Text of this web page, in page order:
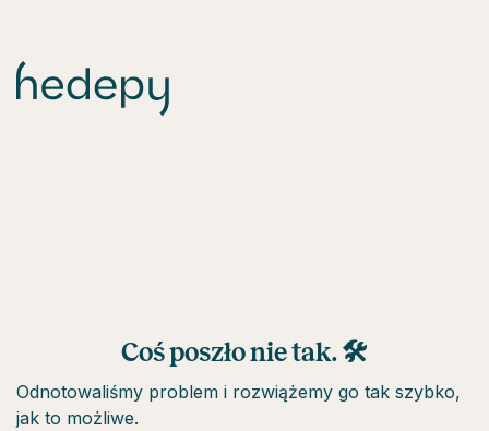
Coś poszło nie tak. 🛠
Odnotowaliśmy problem i rozwiążemy go tak szybko,
jak to możliwe.